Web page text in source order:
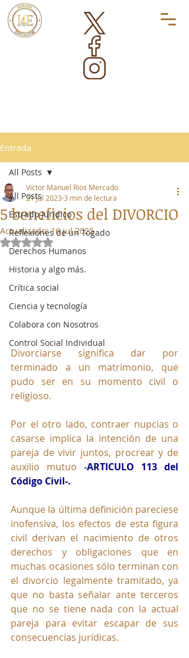
Entrada
All Posts
Estrado Jurídico
Reflexiones de un Togado
Derechos Humanos
Historia y algo más.
Crítica social
Ciencia y tecnología
Colabora con Nosotros
Control Social Individual
All Posts
5 beneficios del DIVORCIO
Victor Manuel Rios Mercado
21 jul 2023 3 min de lectura
Actualizado:16 jul 2025
Obtuvo NaN de 5 estrellas.
Divorciarse significa dar por
terminado a un matrimonio, que
pudo ser en su momento civil o
religioso.
Por el otro lado, contraer nupcias o
casarse implica la intención de una
pareja de vivir juntos, procrear y de
auxilio mutuo -ARTICULO 113 del
Código Civil-.
Aunque la última definición pareciese
inofensiva, los efectos de esta figura
civil derivan el nacimiento de otros
derechos y obligaciones que en
muchas ocasiones sólo terminan con
el divorcio legalmente tramitado, ya
que no basta señalar ante terceros
que no se tiene nada con la actual
pareja para evitar escapar de sus
consecuencias jurídicas.